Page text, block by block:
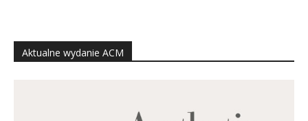
Aktualne wydanie ACM